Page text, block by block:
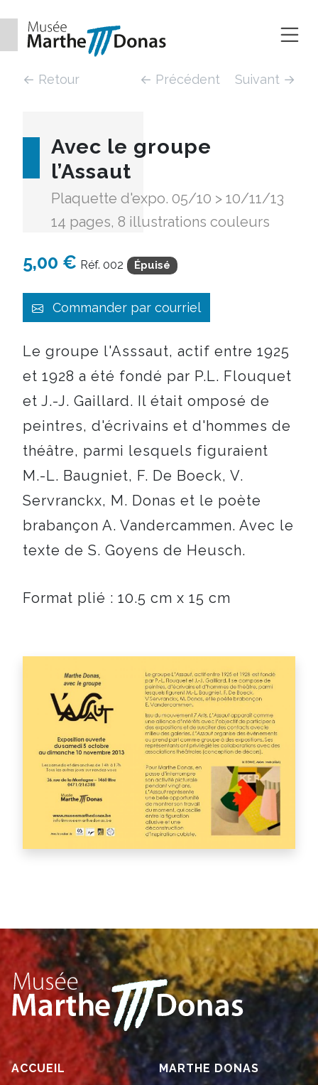
← Retour ← Précédent Suivant →
Avec le groupe
l’Assaut
Plaquette d'expo. 05/10 > 10/11/13
14 pages, 8 illustrations couleurs
5,00 € Réf. 002 Épuisé
Commander par courriel
Le groupe l'Asssaut, actif entre 1925
et 1928 a été fondé par P.L. Flouquet
et J.-J. Gaillard. Il était omposé de
peintres, d'écrivains et d'hommes de
théâtre, parmi lesquels figuraient
M.-L. Baugniet, F. De Boeck, V.
Servranckx, M. Donas et le poète
brabançon A. Vandercammen. Avec le
texte de S. Goyens de Heusch.
Format plié : 10.5 cm x 15 cm
ACCUEIL
MARTHE DONAS